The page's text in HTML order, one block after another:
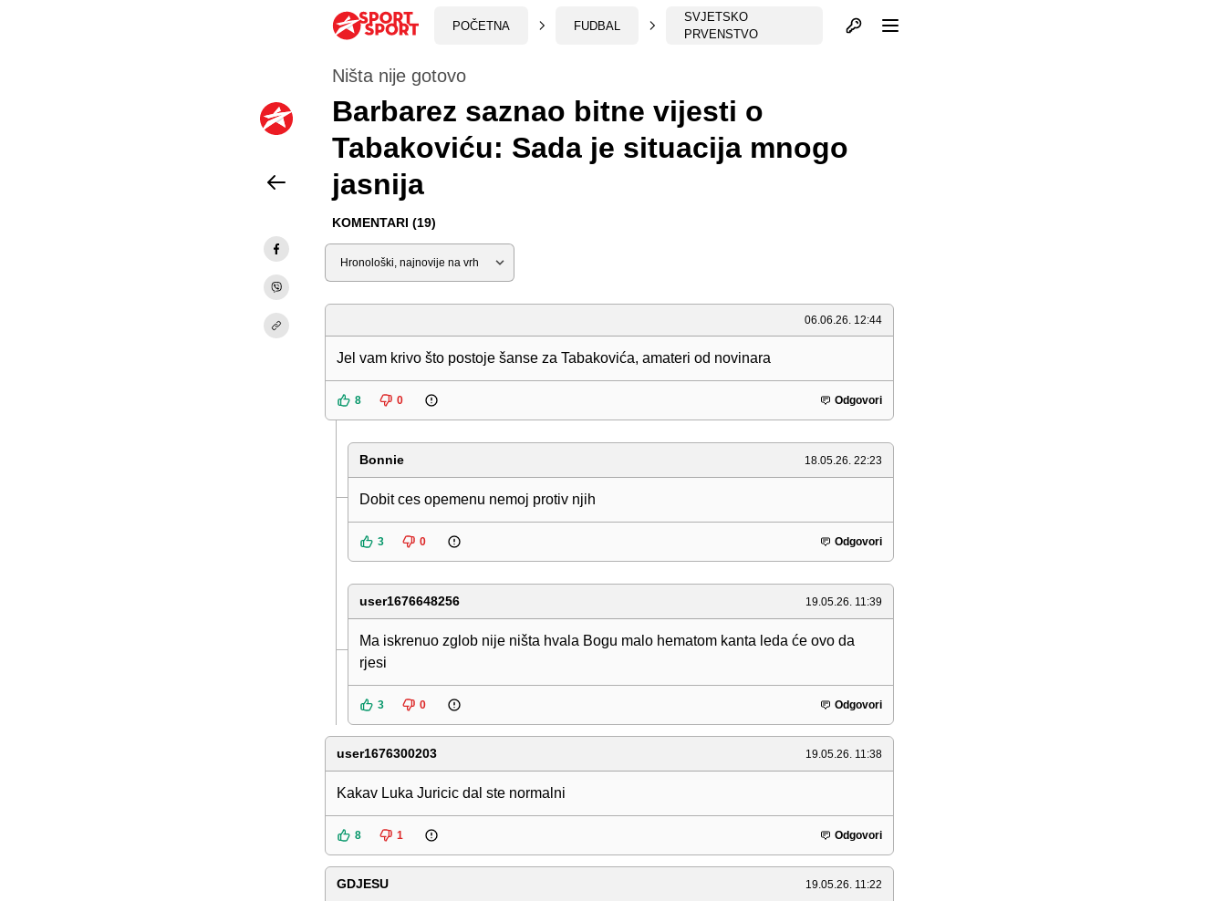
POČETNA FUDBAL
SVJETSKO
PRVENSTVO
Otvori profil
Ništa nije gotovo
Barbarez saznao bitne vijesti o
Tabakoviću: Sada je situacija mnogo
jasnija
KOMENTARI (19)
Sortiraj
06.06.26. 12:44
Jel vam krivo što postoje šanse za Tabakovića, amateri od novinara
8 0 Odgovori
Bonnie 18.05.26. 22:23
Dobit ces opemenu nemoj protiv njih
3 0 Odgovori
user1676648256 19.05.26. 11:39
Ma iskrenuo zglob nije ništa hvala Bogu malo hematom kanta leda će ovo da
rjesi
3 0 Odgovori
user1676300203 19.05.26. 11:38
Kakav Luka Juricic dal ste normalni
8 1 Odgovori
GDJESU 19.05.26. 11:22